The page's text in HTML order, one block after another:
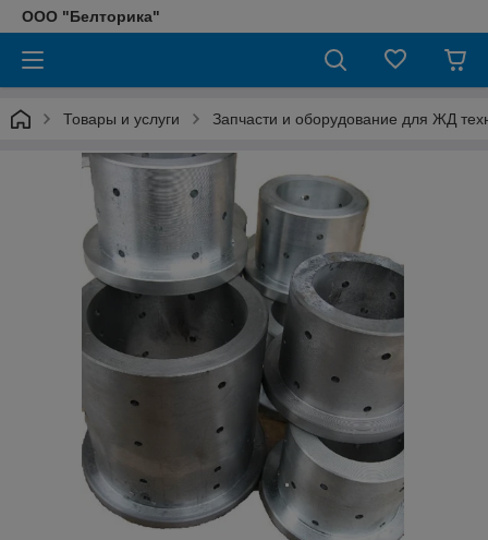
ООО "Белторика"
Товары и услуги Запчасти и оборудование для ЖД